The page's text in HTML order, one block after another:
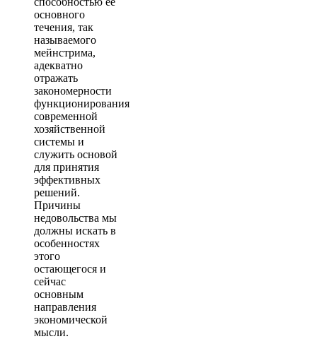
основного
течения, так
называемого
мейнстрима,
адекватно
отражать
закономерности
функционирования
современной
хозяйственной
системы и
служить основой
для принятия
эффективных
решений.
Причины
недовольства мы
должны искать в
особенностях
этого
остающегося и
сейчас
основным
направления
экономической
мысли.